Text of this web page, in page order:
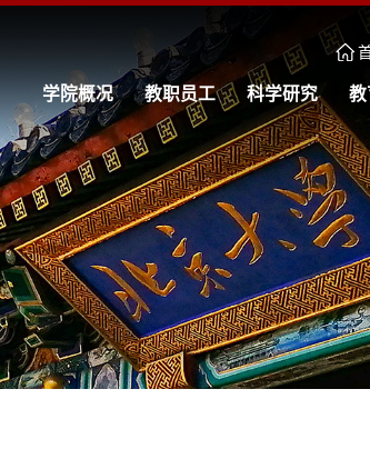
学院概况 教职员工 科学研究 教